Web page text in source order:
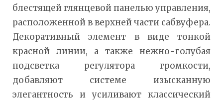
блестящей глянцевой панелью управления,
расположенной в верхней части сабвуфера.
Декоративный элемент в виде тонкой
красной линии, а также нежно-голубая
подсветка регулятора громкости,
добавляют системе изысканную
элегантность и усиливают классический